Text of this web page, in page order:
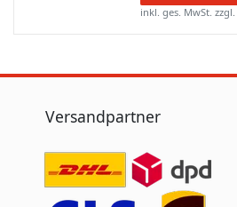
inkl. ges. MwSt.
Versandpartner